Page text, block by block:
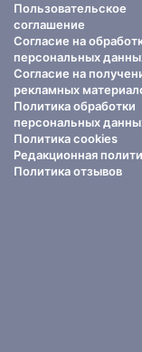
Пользовательское
соглашение
Согласие на
персональных
Согласие на
рекламных
Политика обработки
персональных
Политика cookies
Редакционная
Политика отзывов